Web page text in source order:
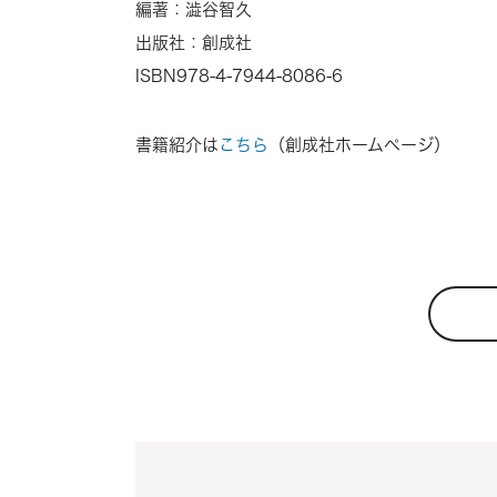
編著：澁谷智久
出版社：創成社
ISBN 978-4-7944-8086-6
書籍紹介は こちら （創成社ホームページ）